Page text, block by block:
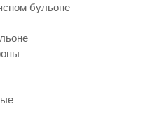
бульоне